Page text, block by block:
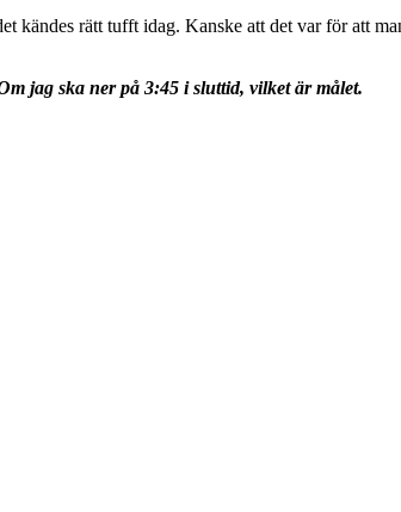
kändes rätt tufft idag. Kanske att det var för att
jag ska ner på 3:45 i sluttid, vilket är målet.